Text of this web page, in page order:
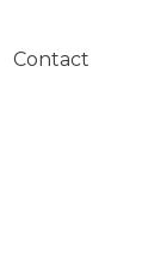
Contact